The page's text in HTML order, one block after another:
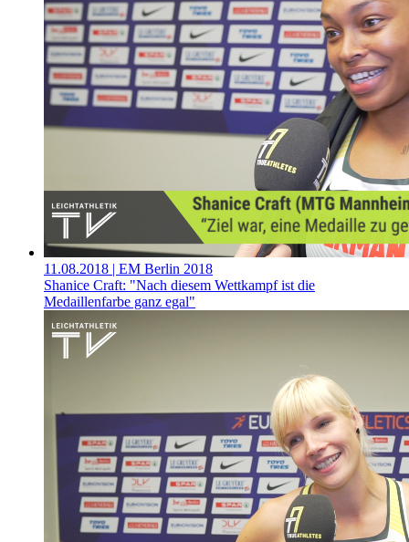
11.08.2018 | EM Berlin 2018
Shanice Craft: "Nach diesem Wettkampf ist die
Medaillenfarbe ganz egal"